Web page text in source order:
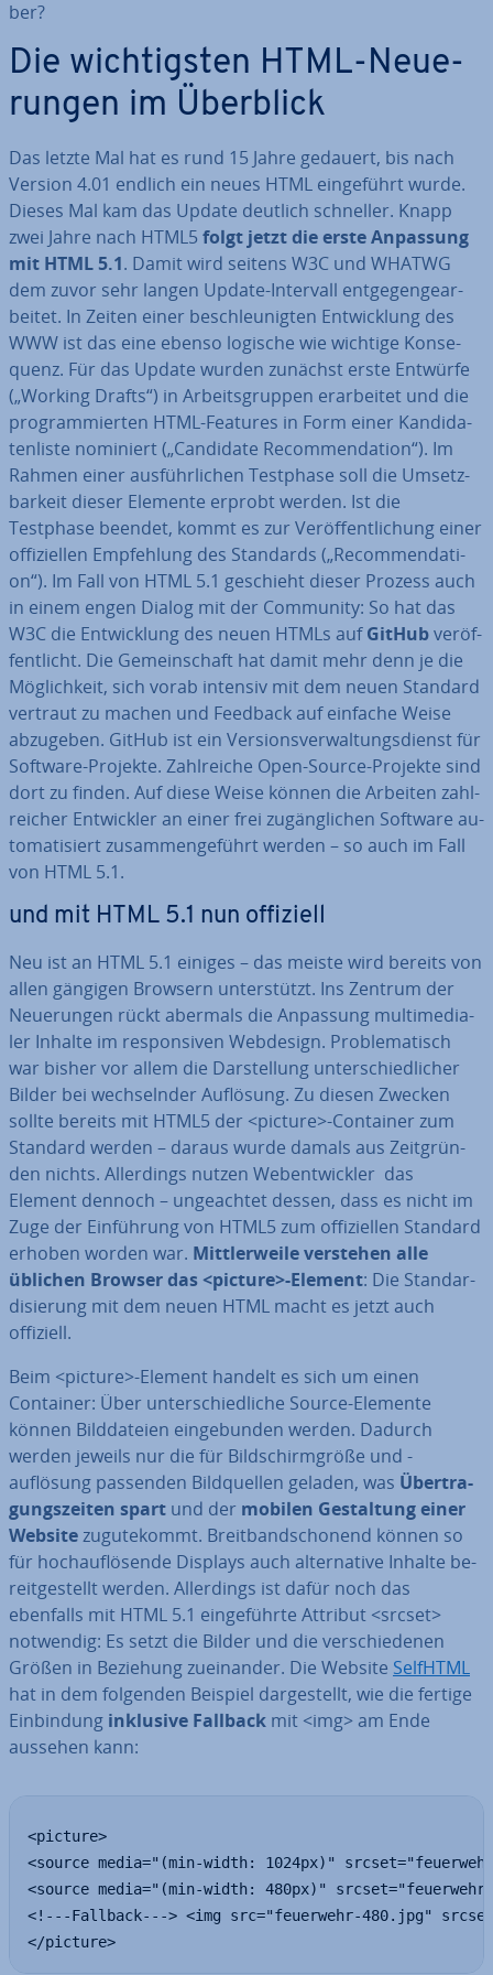
ber?
Die wich­tigs­ten HTML-Neue­
run­gen im Überblick
Das letzte Mal hat es rund 15 Jahre gedauert, bis nach
Version 4.01 endlich ein neues HTML ein­ge­führt wurde.
Dieses Mal kam das Update deutlich schneller. Knapp
zwei Jahre nach HTML5 folgt jetzt die erste Anpassung
mit HTML 5.1. Damit wird seitens W3C und WHATWG
dem zuvor sehr langen Update-Intervall ent­ge­gen­ge­ar­
bei­tet. In Zeiten einer be­schleu­nig­ten Ent­wick­lung des
WWW ist das eine ebenso logische wie wichtige Kon­se­
quenz. Für das Update wurden zunächst erste Entwürfe
(„Working Drafts“) in Ar­beits­grup­pen er­ar­bei­tet und die
pro­gram­mier­ten HTML-Features in Form einer Kan­di­da­
ten­lis­te nominiert („Candidate Re­com­men­da­ti­on“). Im
Rahmen einer aus­führ­li­chen Testphase soll die Um­setz­
bar­keit dieser Elemente erprobt werden. Ist die
Testphase beendet, kommt es zur Ver­öf­fent­li­chung einer
of­fi­zi­el­len Emp­feh­lung des Standards („Re­com­men­da­ti­
on“). Im Fall von HTML 5.1 geschieht dieser Prozess auch
in einem engen Dialog mit der Community: So hat das
W3C die Ent­wick­lung des neuen HTMLs aufGitHubver­öf­
fent­licht. Die Ge­mein­schaft hat damit mehr denn je die
Mög­lich­keit, sich vorab intensiv mit dem neuen Standard
vertraut zu machen und Feedback auf einfache Weise
abzugeben. GitHub ist ein Ver­si­ons­ver­wal­tungs­dienst für
Software-Projekte. Zahl­rei­che Open-Source-Projekte sind
dort zu finden. Auf diese Weise können die Arbeiten zahl­
rei­cher Ent­wick­ler an einer frei zu­gäng­li­chen Software au­
to­ma­ti­siert zu­sam­men­ge­führt werden – so auch im Fall
von HTML 5.1.
und mit HTML 5.1 nun offiziell
Neu ist an HTML 5.1 einiges – das meiste wird bereits von
allen gängigen Browsern un­ter­stützt. Ins Zentrum der
Neue­run­gen rückt abermals die Anpassung mul­ti­me­dia­
ler Inhalte im re­spon­si­ven Webdesign. Pro­ble­ma­tisch
war bisher vor allem die Dar­stel­lung un­ter­schied­li­cher
Bilder bei wech­seln­der Auflösung. Zu diesen Zwecken
sollte bereits mit HTML5 der <picture>-Container zum
Standard werden – daraus wurde damals aus Zeit­grün­
den nichts. Al­ler­dings nutzen Web­ent­wick­ler das
Element dennoch – un­ge­ach­tet dessen, dass es nicht im
Zuge der Ein­füh­rung von HTML5 zum of­fi­zi­el­len Standard
erhoben worden war. Mitt­ler­wei­le verstehen alle
üblichen Browser das <picture>-Element: Die Stan­dar­
di­sie­rung mit dem neuen HTML macht es jetzt auch
offiziell.
Beim <picture>-Element handelt es sich um einen
Container: Über un­ter­schied­li­che Source-Elemente
können Bild­da­tei­en ein­ge­bun­den werden. Dadurch
werden jeweils nur die für Bild­schirm­grö­ße und -
auflösung passenden Bild­quel­len geladen, was Über­tra­
gungs­zei­ten spart und der mobilen Ge­stal­tung einer
Websitezu­gu­te­kommt. Breit­band­scho­nend können so
für hoch­auf­lö­sen­de Displays auch al­ter­na­ti­ve Inhalte be­
reit­ge­stellt werden. Al­ler­dings ist dafür noch das
ebenfalls mit HTML 5.1 ein­ge­führ­te Attribut <srcset>
notwendig: Es setzt die Bilder und die ver­schie­de­nen
Größen in Beziehung zu­ein­an­der. Die Website SelfHTML
hat in dem folgenden Beispiel dar­ge­stellt, wie die fertige
Ein­bin­dung inklusive Fallback mit <img> am Ende
aussehen kann:
<picture>
<source media="(min-width: 1024px)"
<source media="(min-width: 480px)"
<!---Fallback---> <img src="feuerwehr-480.jpg"
</picture>